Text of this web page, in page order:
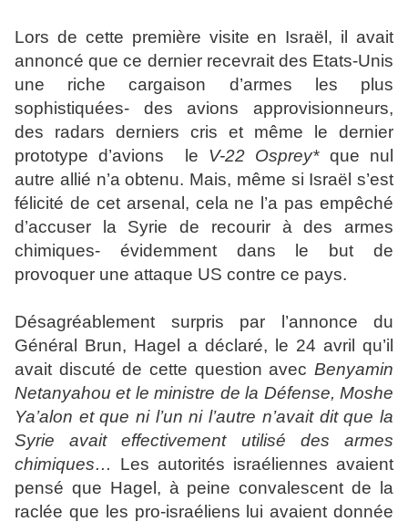
Lors de cette première visite en Israël, il avait
annoncé que ce dernier recevrait des Etats-Unis
une riche cargaison d’armes les plus
sophistiquées- des avions approvisionneurs,
des radars derniers cris et même le dernier
prototype d’avions le V-22 Osprey*que nul
autre allié n’a obtenu. Mais, même si Israël s’est
félicité de cet arsenal, cela ne l’a pas empêché
d’accuser la Syrie de recourir à des armes
chimiques- évidemment dans le but de
provoquer une attaque US contre ce pays.
Désagréablement surpris par l’annonce du
Général Brun, Hagel a déclaré, le 24 avril qu’il
avait discuté de cette question avec Benyamin
Netanyahou et le ministre de la Défense, Moshe
Ya’alon et que ni l’un ni l’autre n’avait dit que la
Syrie avait effectivement utilisé des armes
chimiques…
Les autorités israéliennes avaient
pensé que Hagel, à peine convalescent de la
raclée que les pro-israéliens lui avaient donnée